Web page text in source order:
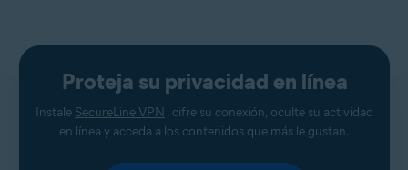
Proteja su privacidad en línea
Instale SecureLine VPN , cifre su conexión, oculte su actividad
en línea y acceda a los contenidos que más le gustan.